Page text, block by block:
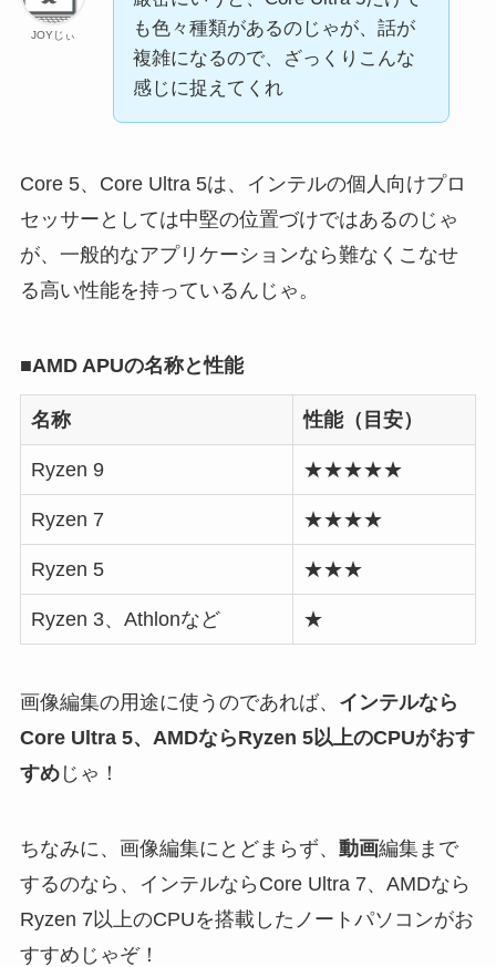
JOYじぃ
も色々種類があるのじゃが、話が
複雑になるので、ざっくりこんな
感じに捉えてくれ
Core 5、Core Ultra 5は、インテルの個人向けプロ
セッサーとしては中堅の位置づけではあるのじゃ
が、一般的なアプリケーションなら難なくこなせ
る高い性能を持っているんじゃ。
■AMD APUの名称と性能
名称 性能（目安）
Ryzen 9 ★★★★★
Ryzen 7 ★★★★
Ryzen 5 ★★★
Ryzen 3、Athlonなど ★
画像編集の用途に使うのであれば、 インテルなら
Core Ultra 5、AMDならRyzen 5以上のCPUがおす
すめじゃ！
ちなみに、画像編集にとどまらず、 動画編集まで
するのなら、インテルならCore Ultra 7、AMDなら
Ryzen 7以上のCPUを搭載したノートパソコンがお
すすめじゃぞ！